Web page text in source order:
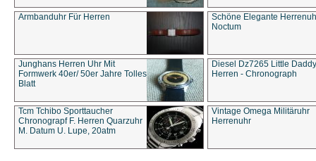
Armbanduhr Für Herren
Schöne Elegante
Noctum
Junghans Herren Uhr Mit
Formwerk 40er/ 50er Jahre Tolles
Blatt
Diesel Dz7265 Little Daddy
Herren - Chronograph
Tcm Tchibo Sporttaucher
Chronograpf F. Herren Quarzuhr
M. Datum U. Lupe, 20atm
Vintage Omega Militäruhr
Herrenuhr